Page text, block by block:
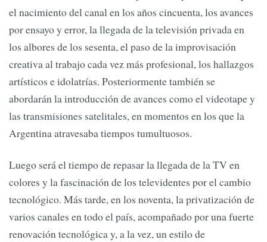
el nacimiento del canal en los años cincuenta, los avances
por ensayo y error, la llegada de la televisión privada en
los albores de los sesenta, el paso de la improvisación
creativa al trabajo cada vez más profesional, los hallazgos
artísticos e idolatrías. Posteriormente también se
abordarán la introducción de avances como el videotape y
las transmisiones satelitales, en momentos en los que la
Argentina atravesaba tiempos tumultuosos.
Luego será el tiempo de repasar la llegada de la TV en
colores y la fascinación de los televidentes por el cambio
tecnológico. Más tarde, en los noventa, la privatización de
varios canales en todo el país, acompañado por una fuerte
renovación tecnológica y, a la vez, un estilo de